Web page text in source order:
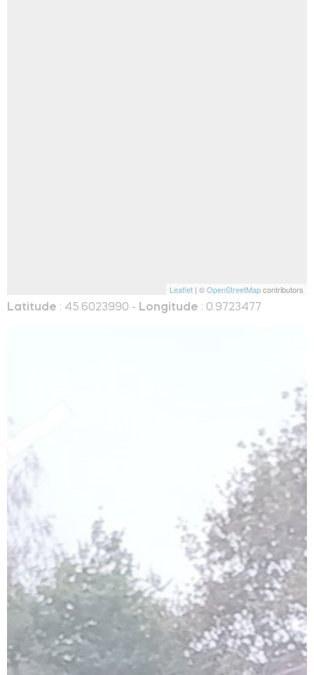
Leaflet | ©OpenStreetMapcontributors
Latitude : 45.6023990 - Longitude : 0.9723477